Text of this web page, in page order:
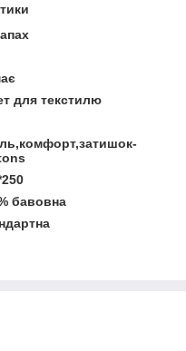
для текстилю
бавовна